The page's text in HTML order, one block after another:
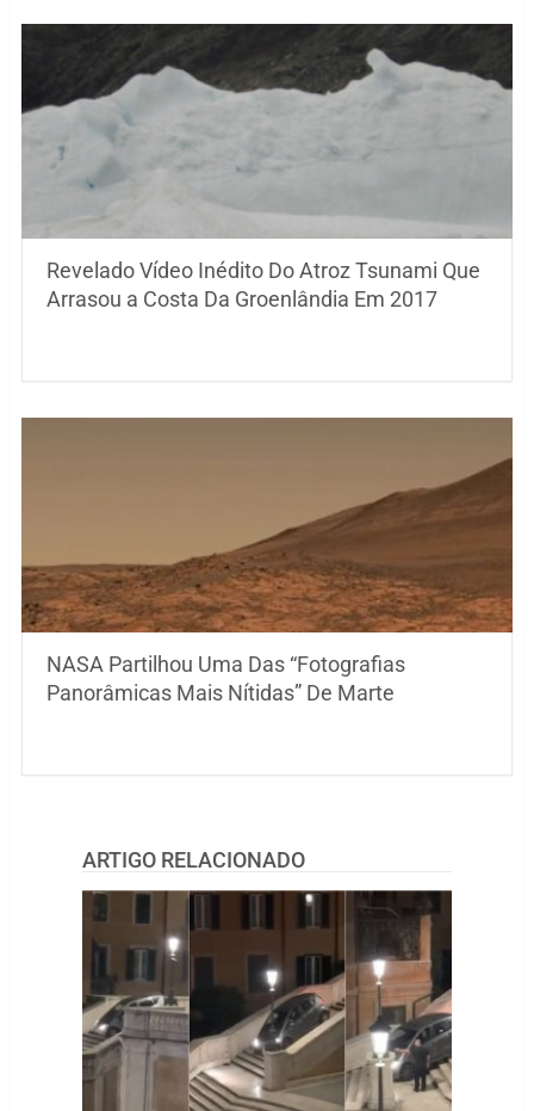
Revelado Vídeo Inédito Do Atroz Tsunami Que
Arrasou a Costa Da Groenlândia Em 2017
NASA Partilhou Uma Das “Fotografias
Panorâmicas Mais Nítidas” De Marte
ARTIGO RELACIONADO